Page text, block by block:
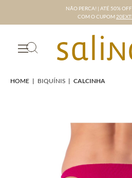
NÃO PERCA! | ATÉ 50%
COM O CUPOM
HOME | BIQUÍNIS | CALCINHA